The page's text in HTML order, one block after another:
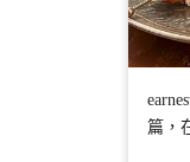
篇，